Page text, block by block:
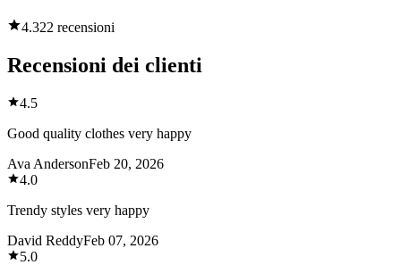
4.322 recensioni
Recensioni dei clienti
4.5
Good quality clothes very happy
Ava AndersonFeb 20, 2026
4.0
Trendy styles very happy
David ReddyFeb 07, 2026
5.0